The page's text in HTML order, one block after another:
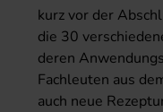
kurz vor der
die 30
deren
Fachleuten aus
auch neue